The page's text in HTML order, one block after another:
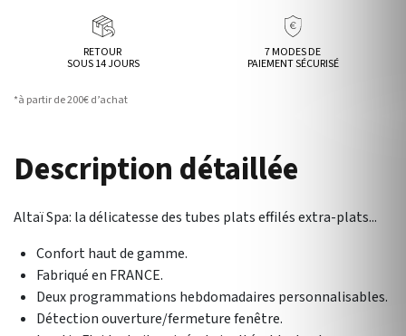
RETOUR
SOUS 14 JOURS
7 MODES DE
PAIEMENT SÉCURISÉ
*à partir de 200€ d’achat
Description détaillée
Altaï Spa: la délicatesse des tubes plats effilés extra-plats...
Confort haut de gamme.
Fabriqué en FRANCE.
Deux programmations hebdomadaires personnalisables.
Détection ouverture/fermeture fenêtre.